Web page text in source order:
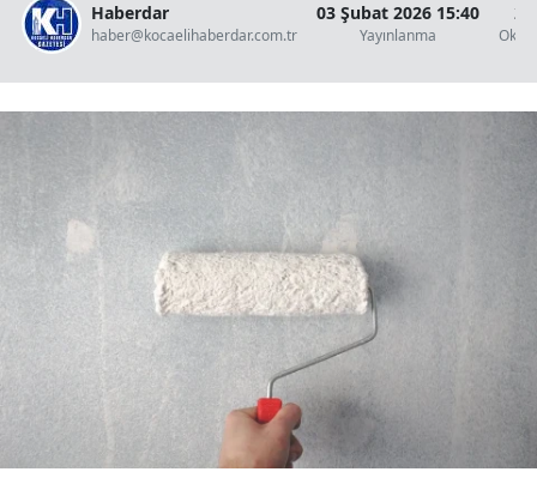
Haberdar
haber@kocaelihaberdar.com.tr
03 Şubat 2026 15:40
Yayınlanma
2